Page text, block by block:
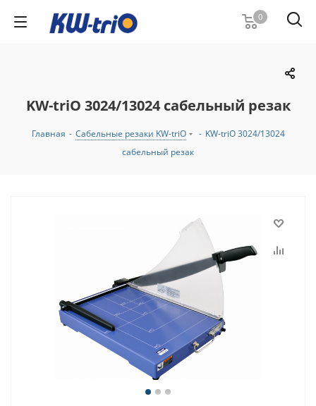
0
KW-triO 3024/13024 сабельный резак
Главная - Сабельные резаки KW-triO - KW-triO 3024/13024
сабельный резак